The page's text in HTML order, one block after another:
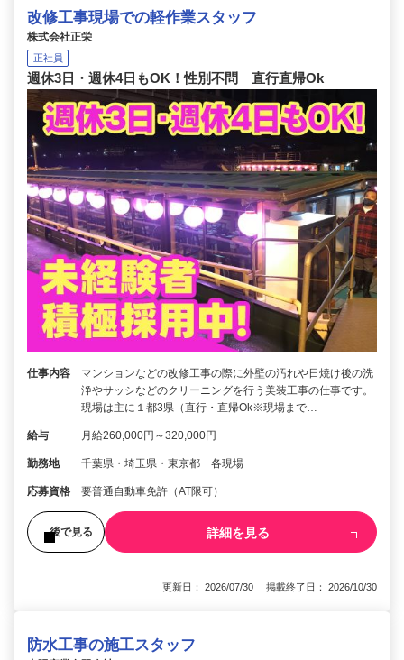
改修工事現場での軽作業スタッフ
株式会社正栄
正社員
週休3日・週休4日もOK！性別不問 直行直帰Ok
仕事内容
マンションなどの改修工事の際に外壁の汚れや日焼け後の洗
浄やサッシなどのクリーニングを行う美装工事の仕事です。
現場は主に１都3県（直行・直帰Ok※現場まで…
給与 月給260,000円～320,000円
勤務地 千葉県・埼玉県・東京都 各現場
応募資格 要普通自動車免許（AT限可）
後で見る 詳細を見る
更新日： 2026/07/30 掲載終了日： 2026/10/30
防水工事の施工スタッフ